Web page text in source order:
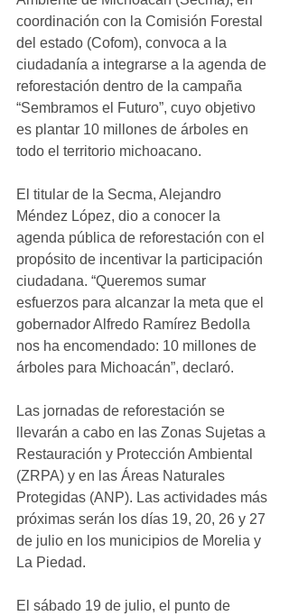
coordinación con la Comisión Forestal
del estado (Cofom), convoca a la
ciudadanía a integrarse a la agenda de
reforestación dentro de la campaña
“Sembramos el Futuro”, cuyo objetivo
es plantar 10 millones de árboles en
todo el territorio michoacano.
El titular de la Secma, Alejandro
Méndez López, dio a conocer la
agenda pública de reforestación con el
propósito de incentivar la participación
ciudadana. “Queremos sumar
esfuerzos para alcanzar la meta que el
gobernador Alfredo Ramírez Bedolla
nos ha encomendado: 10 millones de
árboles para Michoacán”, declaró.
Las jornadas de reforestación se
llevarán a cabo en las Zonas Sujetas a
Restauración y Protección Ambiental
(ZRPA) y en las Áreas Naturales
Protegidas (ANP). Las actividades más
próximas serán los días 19, 20, 26 y 27
de julio en los municipios de Morelia y
La Piedad.
El sábado 19 de julio, el punto de